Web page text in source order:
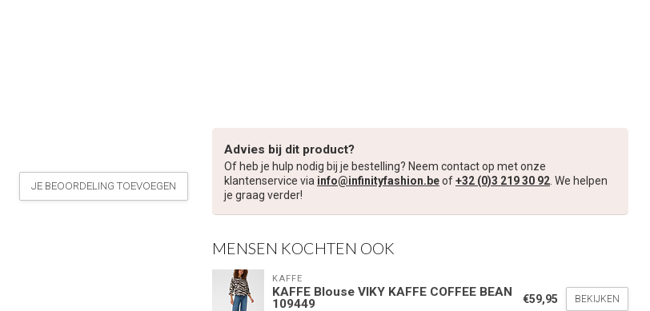
JE BEOORDELING TOEVOEGEN
Advies bij dit product?
Of heb je hulp nodig bij je bestelling? Neem contact op met onze
klantenservice via info@infinityfashion.beof+32 (0)3 219 30 92 . We helpen
je graag verder!
MENSEN KOCHTEN OOK
KAFFE
KAFFE Blouse VIKY KAFFE COFFEE BEAN
109449
€59,95 BEKIJKEN
€5,00 korting op je volgende bestelling